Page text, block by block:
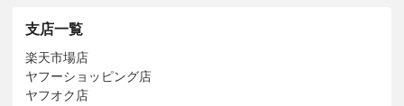
支店一覧
楽天市場店
ヤフーショッピング店
ヤフオク店